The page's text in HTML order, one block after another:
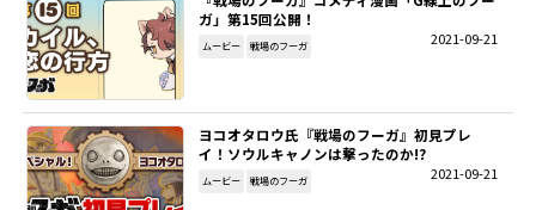
RECRUIT
SITEMAP
ガ」第15回公開！
2021-09-21
ムービー 戦場のフーガ
ヨコオタロウ氏『戦場のフーガ』初見プレ
イ！ソウルキャノンは撃ったのか!?
2021-09-21
ムービー 戦場のフーガ